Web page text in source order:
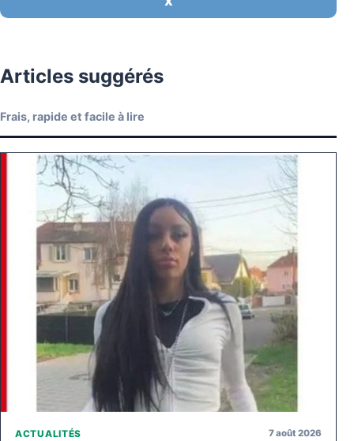
Articles suggérés
Frais, rapide et facile à lire
ACTUALITÉS 7 août 2026